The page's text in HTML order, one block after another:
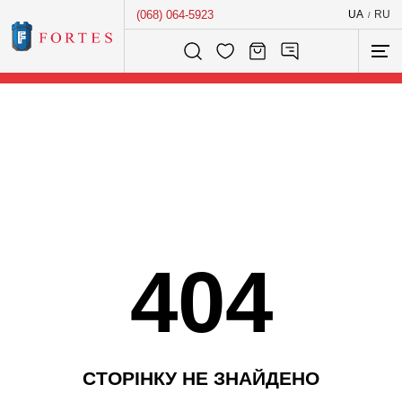
(068) 064-5923 UA / RU
Розумний пошук...
404
СТОРІНКУ НЕ ЗНАЙДЕНО